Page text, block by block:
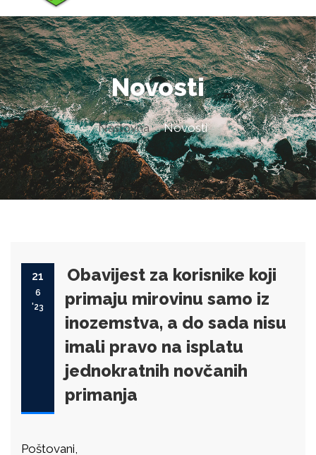
Novosti
Naslovna Novosti
21
6
'23
Obavijest za korisnike koji
primaju mirovinu samo iz
inozemstva, a do sada nisu
imali pravo na isplatu
jednokratnih novčanih
primanja
Poštovani,